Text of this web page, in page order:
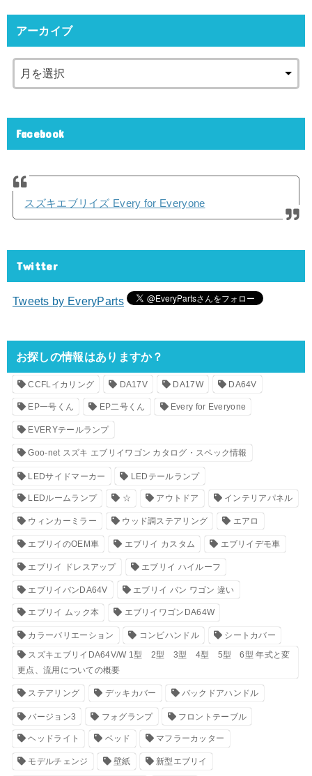
アーカイブ
Facebook
スズキエブリイズ Every for Everyone
Twitter
Tweets by EveryParts
お探しの情報はありますか？
CCFLイカリング DA17V DA17W DA64V
EP一号くん EP二号くん Every for Everyone
EVERYテールランプ
Goo-net スズキ エブリイワゴン カタログ・スペック情報
LEDサイドマーカー LEDテールランプ
LEDルームランプ ☆ アウトドア インテリアパネル
ウィンカーミラー ウッド調ステアリング エアロ
エブリイのOEM車 エブリイ カスタム エブリイデモ車
エブリイ ドレスアップ エブリイ ハイルーフ
エブリイバンDA64V エブリイ バン ワゴン 違い
エブリイ ムック本 エブリイワゴンDA64W
カラーバリエーション コンビハンドル
シートカバー
スズキエブリイDA64V/W 1型 2型 3型 4型 5型 6型 年式と変
更点、流用についての概要
ステアリング デッキカバー バックドアハンドル
バージョン3 フォグランプ フロントテーブル
ヘッドライト ベッド マフラーカッター
モデルチェンジ 壁紙 新型エブリイ